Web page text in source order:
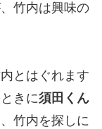
竹内は興味の
とはぐれます
きに須田くん
竹内を探しに